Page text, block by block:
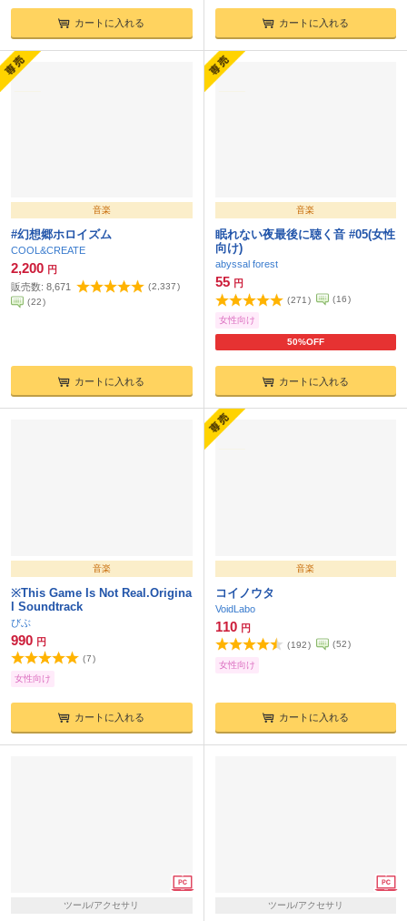
カートに入れる カートに入れる
音楽
#幻想郷ホロイズム
COOL&CREATE
2,200 円
販売数: 8,671 (2,337)
(22)
カートに入れる
音楽
眠れない夜最後に聴く音 #05(女性
向け)
abyssal forest
55 円
50%OFF
(271) (16)
女性向け
カートに入れる
音楽
※This Game Is Not Real.Origina
l Soundtrack
びぶ
990 円
(7)
女性向け
カートに入れる
音楽
コイノウタ
VoidLabo
110 円
( 192) (52)
女性向け
カートに入れる
ツール/アクセサリ ツール/アクセサリ